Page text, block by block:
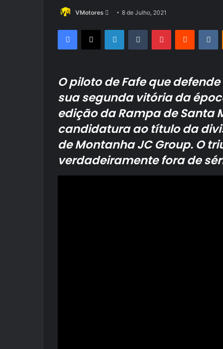
VMotores
Send
email
8 de Julho, 2021
Facebook
X LinkedInTumblr PinterestReddit
O piloto de Fafe que
sua segunda vitória da
edição da Rampa de Santa
candidatura ao título da
de Montanha JC Group. O
verdadeiramente fora de